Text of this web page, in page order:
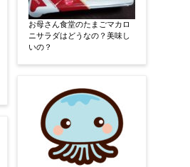
お母さん食堂のたまごマカロ
ニサラダはどうなの？美味し
いの？